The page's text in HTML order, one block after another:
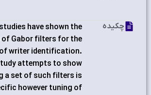
have shown the
of Gabor filters for the
writer identification.
attempts to show
a set of such filters is
however tuning of
چکیده